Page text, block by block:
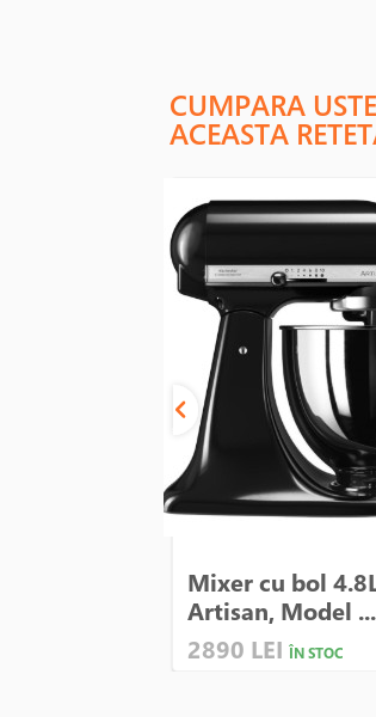
CUMPARA
ACEASTA
Mixer cu bol
Artisan, Model ...
2890 LEI ÎN STOC